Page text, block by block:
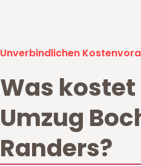
Unverbindlichen
Was kostet
Umzug
Randers?